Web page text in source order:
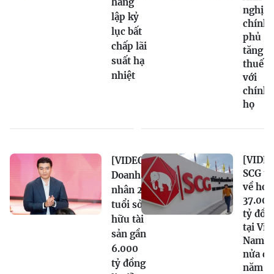
lập kỷ
lục bất
chấp lãi
suất hạ
nhiệt
nghị
chính
phủ
tăng
thuế
với
chính
họ
[VIDEO]
Doanh
nhân 23
tuổi sở
hữu tài
sản gần
6.000
tỷ đồng
SCG
về hơn
37.000
tỷ
tại Việt
Nam
nửa
năm